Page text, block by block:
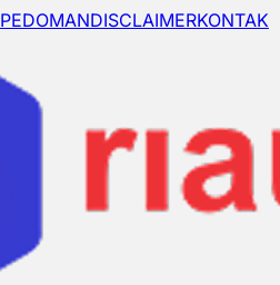
PEDOMANDISCLAIMERKONTAK